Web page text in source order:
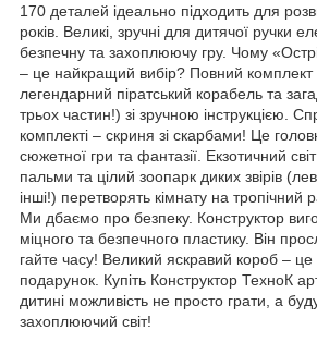
170 деталей ідеально підходить для
років. Великі, зручні для дитячої ручки
безпечну та захоплюючу гру. Чому
– це найкращий вибір? Повний комплект
легендарний піратський корабель та
трьох частин!) зі зручною інструкцією.
комплекті – скриня зі скарбами! Це
сюжетної гри та фантазії. Екзотичний
пальми та цілий зоопарк диких звірів
інші!) перетворять кімнату на тропічний
Ми дбаємо про безпеку. Конструктор
міцного та безпечного пластику. Він
гайте часу! Великий яскравий короб – це
подарунок. Купіть Конструктор ТехноК
дитині можливість не просто грати, а
захоплюючий світ!